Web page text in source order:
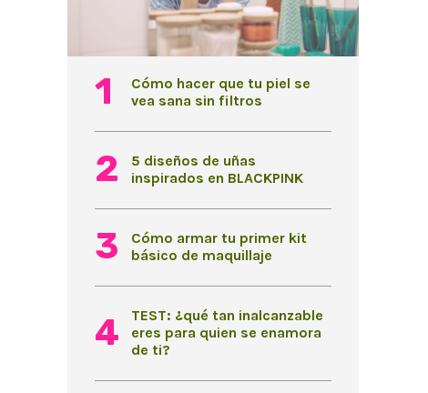
Cómo hacer que tu piel se
vea sana sin filtros
5 diseños de uñas
inspirados en BLACKPINK
Cómo armar tu primer kit
básico de maquillaje
TEST: ¿qué tan inalcanzable
eres para quien se enamora
de ti?